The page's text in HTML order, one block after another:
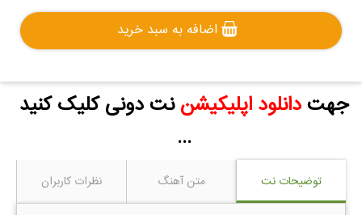
اضافه به سبد خرید
جهتدانلود اپلیکیشن نت دونی کلیک کنید
...
توضیحات نت متن آهنگ نظرات کاربران